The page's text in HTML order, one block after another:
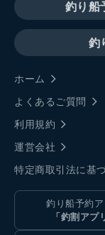
釣り船
釣
ホーム
よくあるご質問
利用規約
運営会社
特定商取引法に基
釣り船予約ア
「釣割アプ